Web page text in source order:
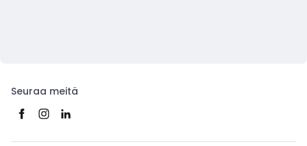
Seuraa meitä